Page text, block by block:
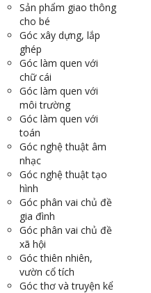
Sản phẩm giao thông
cho bé
Góc xây dựng, lắp
ghép
Góc làm quen với
chữ cái
Góc làm quen với
môi trường
Góc làm quen với
toán
Góc nghệ thuật âm
nhạc
Góc nghệ thuật tạo
hình
Góc phân vai chủ đề
gia đình
Góc phân vai chủ đề
xã hội
Góc thiên nhiên,
vườn cổ tích
Góc thơ và truyện kể